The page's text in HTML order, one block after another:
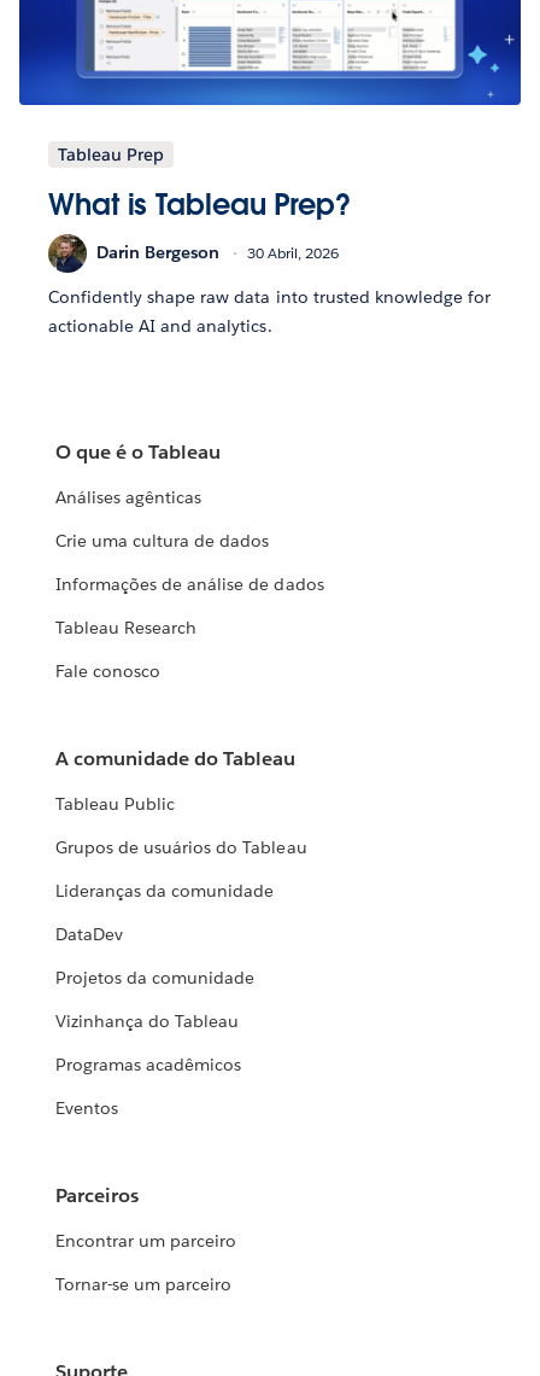
Tableau Prep
What is Tableau Prep?
Darin Bergeson 30 Abril, 2026
Confidently shape raw data into trusted knowledge for
actionable AI and analytics.
O que é o Tableau
Análises agênticas
Crie uma cultura de dados
Informações de análise de dados
Tableau Research
Fale conosco
A comunidade do Tableau
Tableau Public
Grupos de usuários do Tableau
Lideranças da comunidade
DataDev
Projetos da comunidade
Vizinhança do Tableau
Programas acadêmicos
Eventos
Parceiros
Encontrar um parceiro
Tornar-se um parceiro